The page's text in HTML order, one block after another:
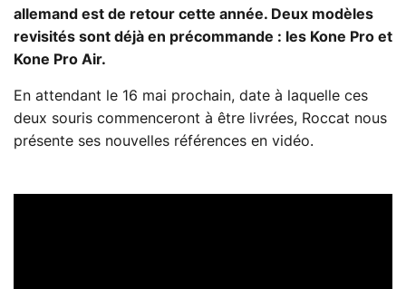
allemand est de retour cette année. Deux modèles
revisités sont déjà en précommande : les Kone Pro et
Kone Pro Air.
En attendant le 16 mai prochain, date à laquelle ces
deux souris commenceront à être livrées, Roccat nous
présente ses nouvelles références en vidéo.